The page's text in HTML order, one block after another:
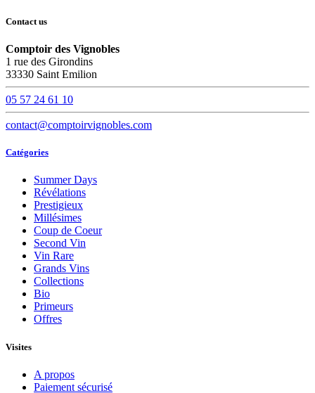
Contact us
Comptoir des Vignobles
1 rue des Girondins
33330 Saint Emilion
05 57 24 61 10
contact@comptoirvignobles.com
Catégories
Summer Days
Révélations
Prestigieux
Millésimes
Coup de Coeur
Second Vin
Vin Rare
Grands Vins
Collections
Bio
Primeurs
Offres
Visites
A propos
Paiement sécurisé